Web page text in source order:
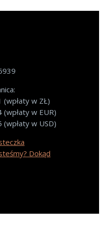
w ZŁ)
w EUR)
w USD)
Dokąd